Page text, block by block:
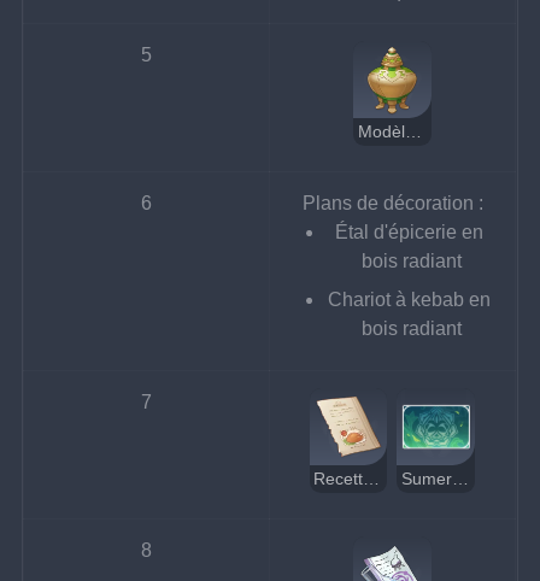
5
6
Plans de décoration :
Étal d'épicerie en
bois radiant
Chariot à kebab en
bois radiant
7
Sumeru - Rectitude
8